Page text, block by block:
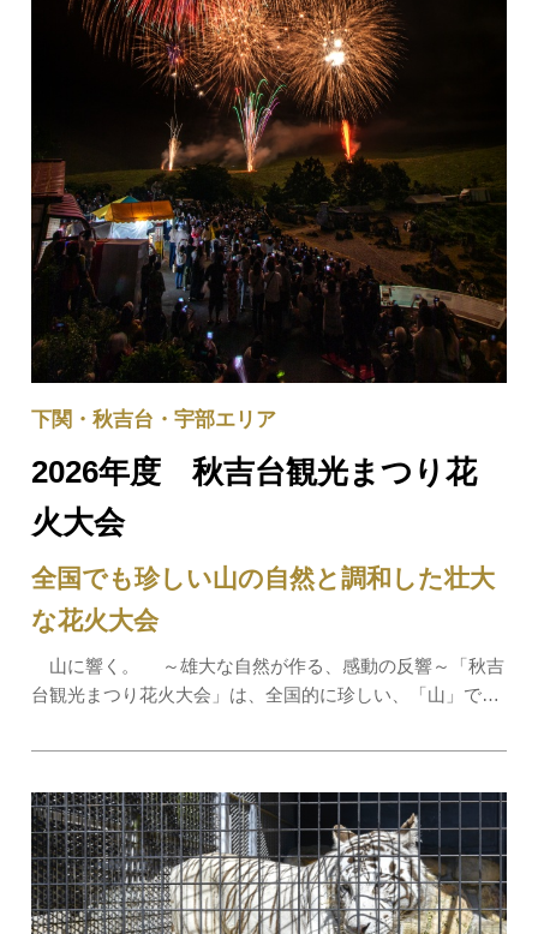
2026年度 秋吉台観光まつり花
火大会
全国でも珍しい山の自然と調和した壮大
な花火大会
山に響く。 ～雄大な自然が作る、感動の反響～「秋吉
台観光まつり花火大会」は、全国的に珍しい、「山」で行
火の音が反響し音に包まれているような大迫力は秋吉台な
下関・秋吉台・宇部エリア